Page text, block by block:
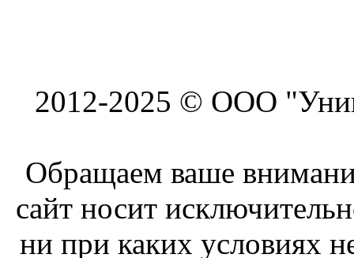
2012-2025 © ООО
Обращаем ваше
сайт носит
ни при каких условиях